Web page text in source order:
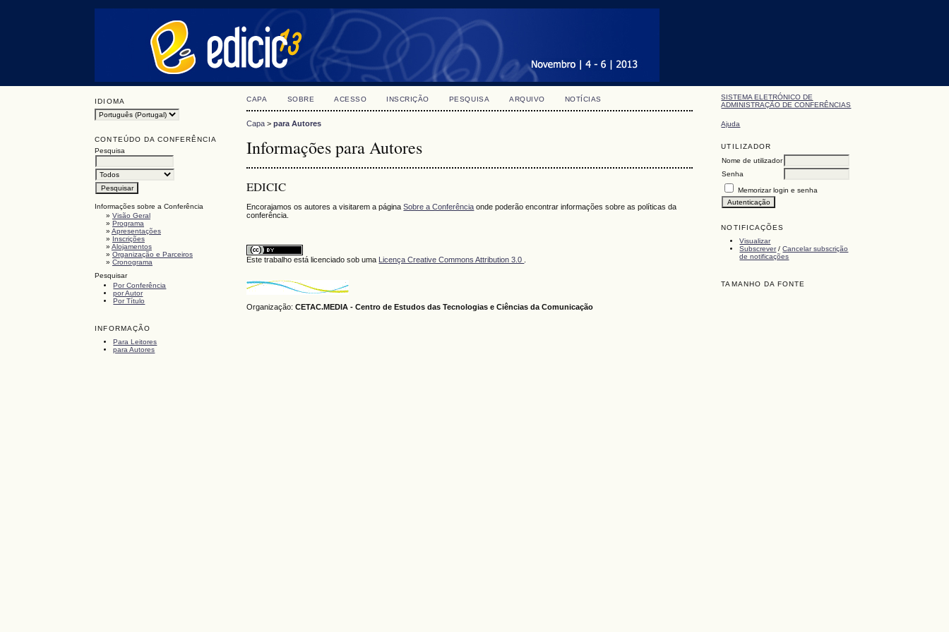
IDIOMA
CONTEÚDO DA CONFERÊNCIA
Pesquisa
Informações sobre a Conferência
» Visão Geral
» Programa
» Apresentações
» Inscrições
» Alojamentos
» Organização e Parceiros
» Cronograma
Pesquisar
Por Conferência
por Autor
Por Título
INFORMAÇÃO
Para Leitores
para Autores
SISTEMA ELETRÓNICO DE
ADMINISTRAÇÃO DE CONFERÊNCIAS
Ajuda
UTILIZADOR
Nome de utilizador
Senha
Memorizar login e senha
NOTIFICAÇÕES
Visualizar
Subscrever/Cancelar subscrição
de notificações
TAMANHO DA FONTE
CAPA SOBRE ACESSO INSCRIÇÃO PESQUISA ARQUIVO NOTÍCIAS
Capa >para Autores
Informações para Autores
EDICIC
Encorajamos os autores a visitarem a páginaSobre a Conferência onde poderão encontrar informações sobre as políticas da
conferência.
Este trabalho está licenciado sob uma Licença Creative Commons Attribution 3.0
Organização:CETAC.MEDIA - Centro de Estudos das Tecnologias e Ciências da Comunicação